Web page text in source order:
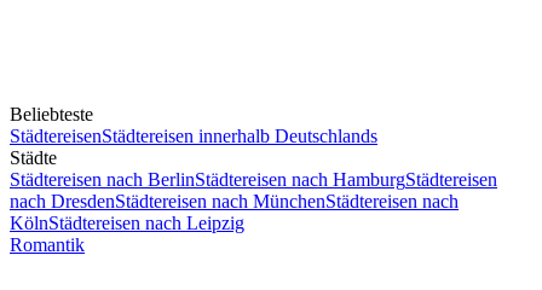
Beliebteste
StädtereisenStädtereisen innerhalb Deutschlands
Städte
Städtereisen nach BerlinStädtereisen nach HamburgStädtereisen
nach DresdenStädtereisen nach MünchenStädtereisen nach
KölnStädtereisen nach Leipzig
Romantik